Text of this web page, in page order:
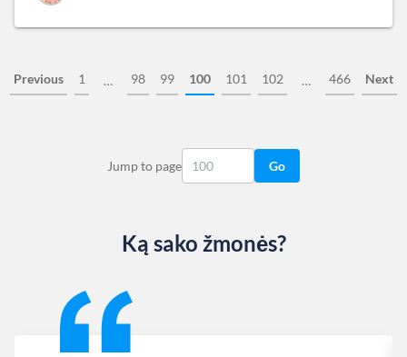
Previous 1 … 98 99 100 101 102 … 466 Next
Jump to page Go
Ką sako žmonės?